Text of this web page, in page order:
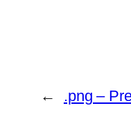
← .png –